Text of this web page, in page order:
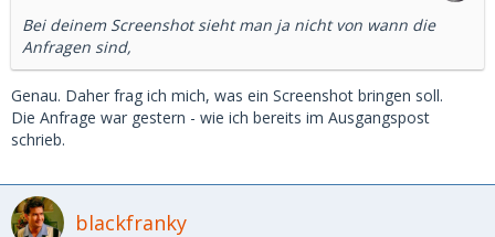
Bei deinem Screenshot sieht man ja nicht von wann die
Anfragen sind,
Genau. Daher frag ich mich, was ein Screenshot bringen soll.
Die Anfrage war gestern - wie ich bereits im Ausgangspost
schrieb.
blackfranky